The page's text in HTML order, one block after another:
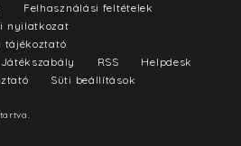
Felhasználási feltételek
nyilatkozat
tájékoztató
Játékszabály RSS
Helpdesk
Süti beállítások